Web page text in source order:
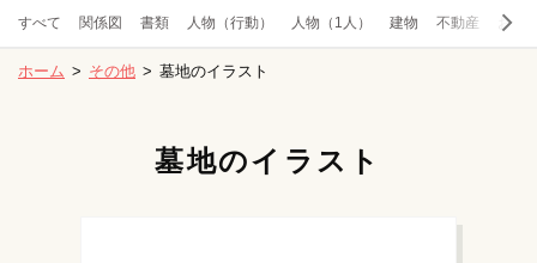
すべて 関係図 書類 人物（行動） 人物（1人） 建物 不動産 お金
ホーム その他 墓地のイラスト
墓地のイラスト